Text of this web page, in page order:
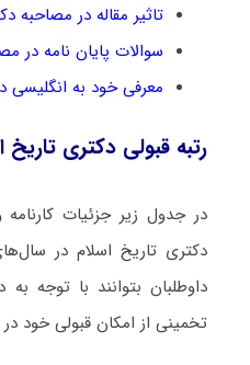
تاثیر مقاله در مصاحبه
سوالات پایان نامه در
معرفی خود به انگلیسی
رتبه قبولی دکتری تاریخ
در جدول زیر جزئیات کارنامه
دکتری تاریخ اسلام در
داوطلبان بتوانند با
تخمینی از امکان قبولی خود